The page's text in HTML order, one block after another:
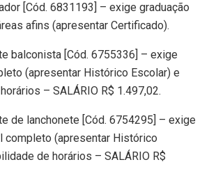
[Cód. 6831193] – exige graduação
afins (apresentar Certificado).
balconista [Cód. 6755336] – exige
(apresentar Histórico Escolar) e
– SALÁRIO R$ 1.497,02.
de lanchonete [Cód. 6754295] – exige
completo (apresentar Histórico
de horários – SALÁRIO R$